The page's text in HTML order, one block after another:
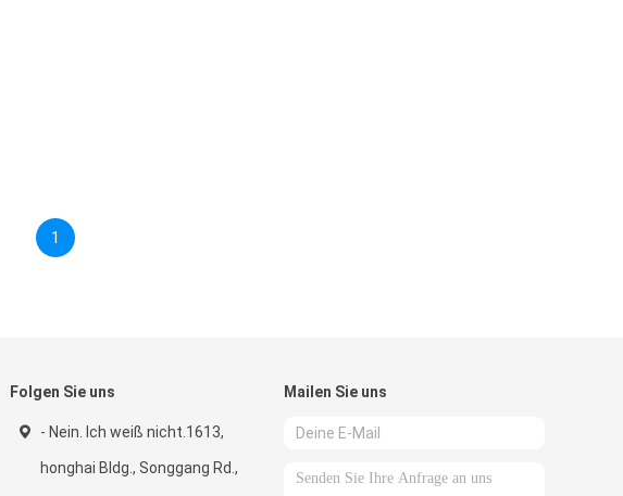
1
Folgen Sie uns
- Nein. Ich weiß nicht.1613,
honghai Bldg., Songgang Rd.,
Mailen Sie uns